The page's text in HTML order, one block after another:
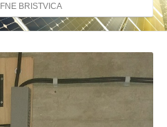
FNE BRISTVICA